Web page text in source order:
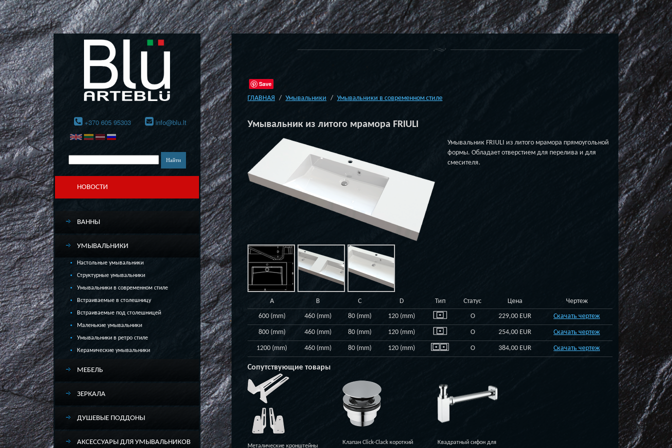
+370 605 95303 info@blu.lt
НОВОСТИ
ВАННЫ
УМЫВАЛЬНИКИ
Настольные умывальники
Структурные умывальники
Умывальники в современном стиле
Встраиваемые в столешницу
Встраиваемые под столешницей
Маленькие умывальники
Умывальники в ретро стиле
Керамические умывальники
МЕБЕЛЬ
ЗЕРКАЛА
ДУШЕВЫЕ ПОДДОНЫ
АКСЕССУАРЫ ДЛЯ УМЫВАЛЬНИКОВ
Save
ГЛАВНАЯ
Умывальники Умывальники в современном стиле
Умывальник из литого мрамора FRIULI
Умывальник FRIULI из литого мрамора прямоугольной
формы. Обладает отверстием для перелива и для
смеcителя.
A B C D Тип Статус Цена
Чертеж
600 (mm)
460 (mm) 80 (mm) 120 (mm) O 229,00 EUR Скачать чертеж
800 (mm) 460 (mm) 80 (mm) 120 (mm) O 254,00 EUR Скачать чертеж
1200 (mm) 460 (mm) 80 (mm) 120 (mm) O 384,00 EUR Скачать чертеж
Сопутствующие товары
Металические кронштейны
Клапан Click-Clack короткий Квадратный сифон для